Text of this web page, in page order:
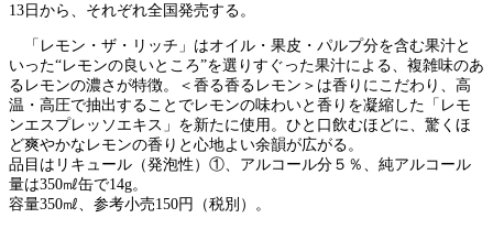
13日から、それぞれ全国発売する。
「レモン・ザ・リッチ」はオイル・果皮・パルプ分を含む果汁と
いった“レモンの良いところ”を選りすぐった果汁による、複雑味のあ
るレモンの濃さが特徴。＜香る香るレモン＞は香りにこだわり、高
温・高圧で抽出することでレモンの味わいと香りを凝縮した「レモ
ンエスプレッソエキス」を新たに使用。ひと口飲むほどに、驚くほ
ど爽やかなレモンの香りと心地よい余韻が広がる。
品目はリキュール（発泡性）①、アルコール分５％、純アルコール
量は350㎖缶で14g。
容量350㎖、参考小売150円（税別）。